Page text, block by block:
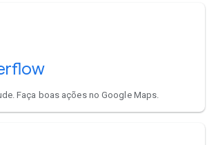
Faça boas ações no Google Maps.